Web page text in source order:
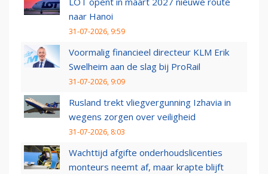
naar Hanoi
31-07-2026, 9:59
Voormalig financieel directeur KLM Erik
Swelheim aan de slag bij ProRail
31-07-2026, 9:09
Rusland trekt vliegvergunning Izhavia in
wegens zorgen over veiligheid
31-07-2026, 8:03
Wachttijd afgifte onderhoudslicenties
monteurs neemt af, maar krapte blijft